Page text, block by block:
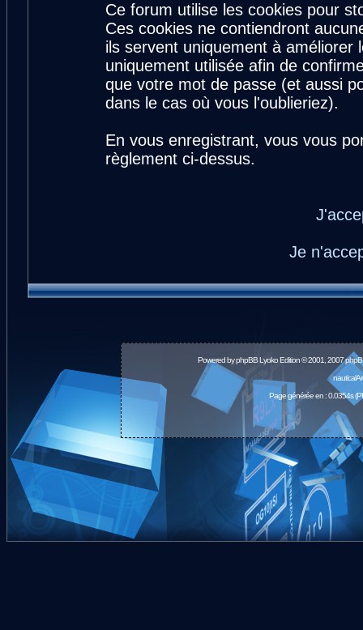
Ce forum utilise les cookies pour
Ces cookies ne contiendront
ils servent uniquement à
uniquement utilisée afin de
que votre mot de passe (et aussi
dans le cas où vous l'oublieriez).
En vous enregistrant, vous vous
règlement ci-dessus.
Je
Powered byphpBBLyoko Edition © 2001, 2007
Page générée en : 0.0354s